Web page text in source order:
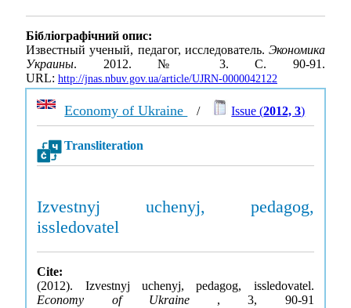
Бібліографічний опис:
Известный ученый, педагог, исследователь. Экономика
Украины. 2012. № 3. С. 90-91.
URL: http://jnas.nbuv.gov.ua/article/UJRN-0000042122
Economy of Ukraine / Issue (2012, 3)
Transliteration
Izvestnyj uchenyj, pedagog,
issledovatel
Cite:
(2012). Izvestnyj uchenyj, pedagog, issledovatel.
Economy of Ukraine , 3, 90-91